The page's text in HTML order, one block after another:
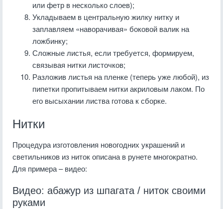
или фетр в несколько слоев);
Укладываем в центральную жилку нитку и
заплавляем «наворачивая» боковой валик на
ложбинку;
Сложные листья, если требуется, формируем,
связывая нитки листочков;
Разложив листья на пленке (теперь уже любой), из
пипетки пропитываем нитки акриловым лаком. По
его высыхании листва готова к сборке.
Нитки
Процедура изготовления новогодних украшений и
светильников из ниток описана в рунете многократно.
Для примера – видео:
Видео: абажур из шпагата / ниток своими
руками